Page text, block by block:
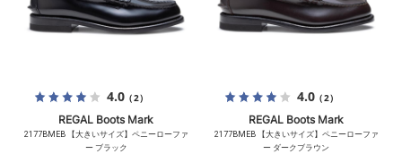
4.0（2）
REGAL Boots Mark
2177BMEB 【大きいサイズ】ペニーローファ
ー ブラック
4.0（2）
REGAL Boots Mark
2177BMEB 【大きいサイズ】ペニーローファ
ー ダークブラウン